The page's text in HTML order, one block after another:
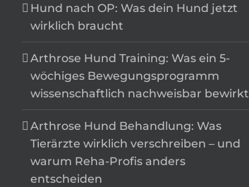
Hund nach OP: Was dein Hund jetzt
wirklich braucht
Arthrose Hund Training: Was ein 5-
wöchiges Bewegungsprogramm
wissenschaftlich nachweisbar bewirkt
Arthrose Hund Behandlung: Was
Tierärzte wirklich verschreiben – und
warum Reha-Profis anders
entscheiden